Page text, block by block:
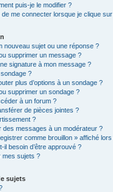
puis-je le modifier ?
de me connecter lorsque je clique
nouveau sujet ou une réponse ?
supprimer un message ?
signature à mon message ?
?
plus d’options à un sondage ?
supprimer un sondage ?
à un forum ?
de pièces jointes ?
?
des messages à un modérateur ?
comme brouillon » affiché lors
il besoin d’être approuvé ?
mes sujets ?
sujets